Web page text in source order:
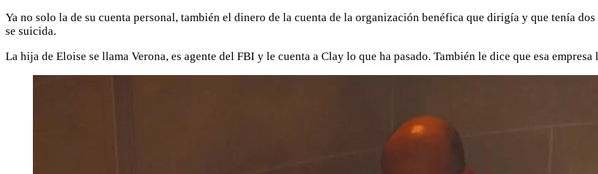
Ya no solo la de su cuenta personal, también el dinero de la cuenta de la organización benéfica que dirigía y que tenía
se suicida.
La hija de Eloise se llama Verona, es agente del FBI y le cuenta a Clay lo que ha pasado. También le dice que esa